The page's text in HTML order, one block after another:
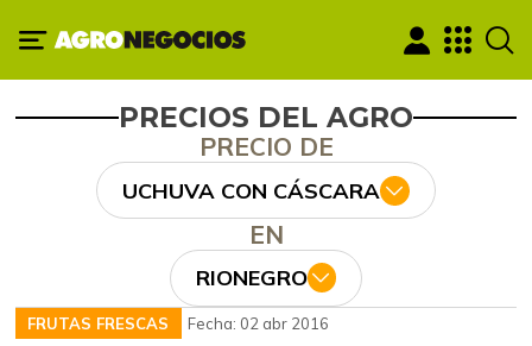
PRECIOS DEL AGRO
PRECIO DE
UCHUVA CON CÁSCARA
EN
RIONEGRO
FRUTAS FRESCAS Fecha: 02 abr 2016